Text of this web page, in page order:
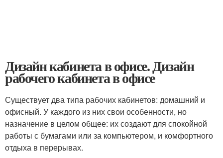
Дизайн кабинета в офисе. Дизайн
рабочего кабинета в офисе
Существует два типа рабочих кабинетов: домашний и
офисный. У каждого из них свои особенности, но
назначение в целом общее: их создают для спокойной
работы с бумагами или за компьютером, и комфортного
отдыха в перерывах.